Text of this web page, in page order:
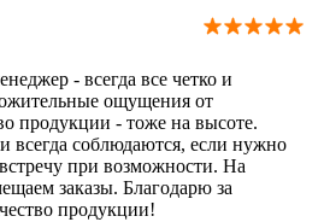
- всегда все четко и
ощущения от
продукции - тоже на высоте.
всегда соблюдаются, если нужно
при возможности. На
заказы. Благодарю за
продукции!